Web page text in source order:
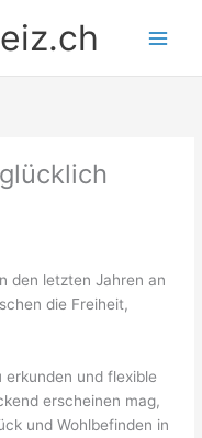
den letzten Jahren an
die Freiheit,
und flexible
erscheinen mag,
und Wohlbefinden in